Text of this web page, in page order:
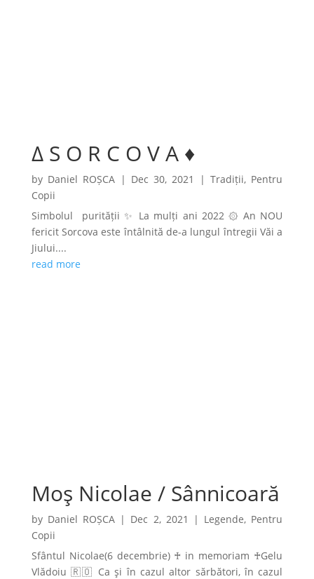
∆ S O R C O V A ♦
by Daniel ROȘCA | Dec 30, 2021 | Tradiții, Pentru
Copii
Simbolul purității ✨ La mulți ani 2022 ۞ An NOU
fericit Sorcova este întâlnită de-a lungul întregii Văi a
Jiului....
read more
Moş Nicolae / Sânnicoară
by Daniel ROȘCA | Dec 2, 2021 | Legende, Pentru
Copii
Sfântul Nicolae(6 decembrie) ♰ in memoriam ♰Gelu
Vlădoiu 🇷🇴 Ca şi în cazul altor sărbători, în cazul